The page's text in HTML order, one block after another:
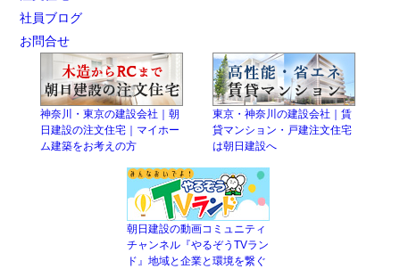
社員ブログ
お問合せ
神奈川・東京の建設会社｜朝
日建設の注文住宅｜マイホー
ム建築をお考えの方
東京・神奈川の建設会社｜賃
貸マンション・戸建注文住宅
は朝日建設へ
朝日建設の動画コミュニティ
チャンネル『やるぞうTVラン
ド』地域と企業と環境を繋ぐ